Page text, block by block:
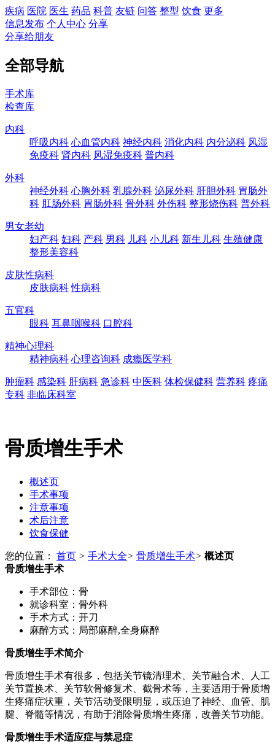
疾病 医院 医生 药品 科普 友链 问答 整型 饮食 更多
信息发布 个人中心 分享
分享给朋友
全部导航
手术库
检查库
内科
呼吸内科 心血管内科 神经内科 消化内科 内分泌科 风湿
免疫科 肾内科 风湿免疫科 普内科
外科
神经外科 心胸外科 乳腺外科 泌尿外科 肝胆外科 胃肠外
科 肛肠外科 胃肠外科 骨外科 外伤科 整形烧伤科 普外科
男女老幼
妇产科 妇科 产科 男科 儿科 小儿科 新生儿科 生殖健康
整形美容科
皮肤性病科
皮肤病科 性病科
五官科
眼科 耳鼻咽喉科 口腔科
精神心理科
精神病科 心理咨询科 成瘾医学科
肿瘤科 感染科 肝病科 急诊科 中医科 体检保健科 营养科 疼痛
专科 非临床科室
骨质增生手术
概述页
手术事项
注意事项
术后注意
饮食保健
您的位置： 首页 > 手术大全> 骨质增生手术> 概述页
骨质增生手术
手术部位： 骨
就诊科室： 骨外科
手术方式： 开刀
麻醉方式： 局部麻醉,全身麻醉
骨质增生手术简介
骨质增生手术有很多，包括关节镜清理术、关节融合术、人工
关节置换术、关节软骨修复术、截骨术等，主要适用于骨质增
生疼痛症状重，关节活动受限明显，或压迫了神经、血管、肌
腱、脊髓等情况，有助于消除骨质增生疼痛，改善关节功能。
骨质增生手术适应症与禁忌症